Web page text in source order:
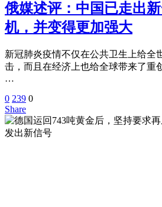
俄媒述评：中国已走出
机，并变得更加强大
新冠肺炎疫情不仅在公共卫生上给全
击，而且在经济上也给全球带来了重
…
0 239 0
Share